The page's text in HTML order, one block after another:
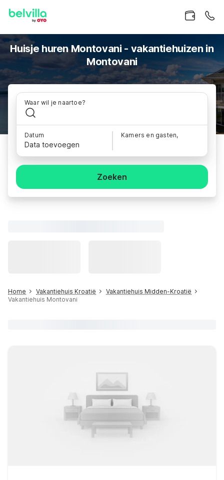
Huisje huren Montovani - vakantiehuizen in
Montovani
Waar wil je naartoe?
Datum
Data toevoegen
Kamers en gasten,
Zoeken
Home Vakantiehuis Kroatië
Vakantiehuis Midden-Kroatië
Vakantiehuis Montovani